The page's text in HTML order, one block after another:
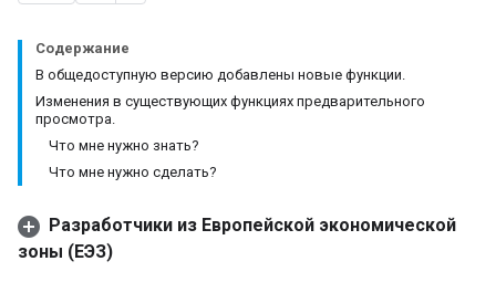
Содержание
В общедоступную версию добавлены новые функции.
Изменения в существующих функциях предварительного
просмотра.
Что мне нужно знать?
Что мне нужно сделать?
Разработчики из Европейской экономической
зоны (ЕЭЗ)